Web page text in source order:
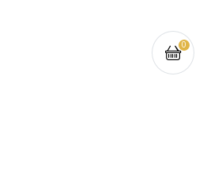
0